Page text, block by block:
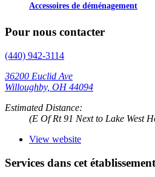
Accessoires de déménagement
Pour nous contacter
(440) 942-3114
36200 Euclid Ave
Willoughby, OH 44094
Estimated Distance:
(E Of Rt 91 Next to Lake West
View website
Services dans cet